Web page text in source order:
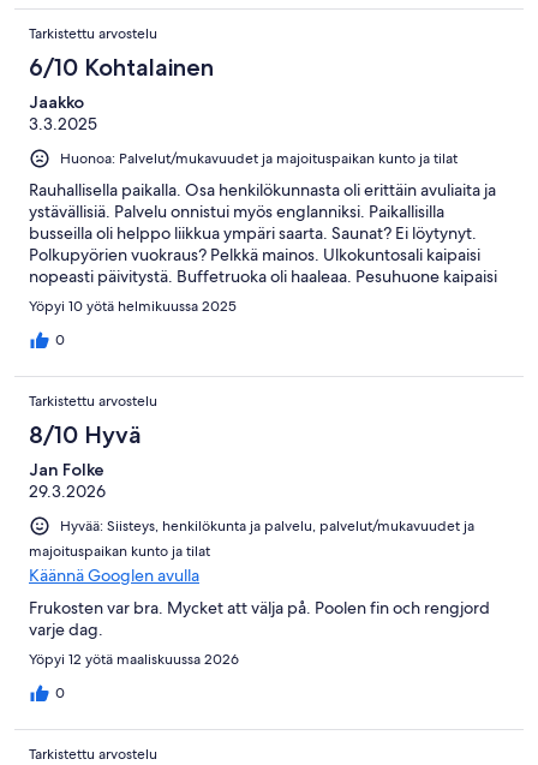
Tarkistettu arvostelu
6/10 Kohtalainen
Jaakko
3.3.2025
Huonoa: Palvelut/mukavuudet ja majoituspaikan kunto ja tilat
Rauhallisella paikalla. Osa henkilökunnasta oli erittäin avuliaita ja
ystävällisiä. Palvelu onnistui myös englanniksi. Paikallisilla
busseilla oli helppo liikkua ympäri saarta. Saunat? Ei löytynyt.
Polkupyörien vuokraus? Pelkkä mainos. Ulkokuntosali kaipaisi
nopeasti päivitystä. Buffetruoka oli haaleaa. Pesuhuone kaipaisi
remonttia ja muurahaisia vilisi lattialle. Tallelokero oli maksullinen,
hinta kallis.
Yöpyi 10 yötä helmikuussa 2025
0
Tarkistettu arvostelu
8/10 Hyvä
Jan Folke
29.3.2026
Hyvää: Siisteys, henkilökunta ja palvelu, palvelut/mukavuudet ja
majoituspaikan kunto ja tilat
Käännä Googlen avulla
Frukosten var bra. Mycket att välja på. Poolen fin och rengjord
varje dag.
Yöpyi 12 yötä maaliskuussa 2026
0
Tarkistettu arvostelu